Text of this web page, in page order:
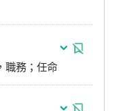
職務；任命